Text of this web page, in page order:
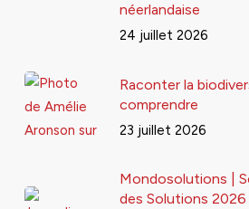
néerlandaise
24 juillet 2026
Raconter la
comprendre
23 juillet 2026
Mondosolutions |
des Solutions 2026